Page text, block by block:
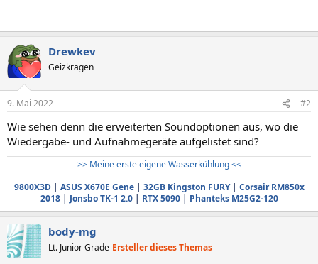
Drewkev
Geizkragen
9. Mai 2022 #2
Wie sehen denn die erweiterten Soundoptionen aus, wo die
Wiedergabe- und Aufnahmegeräte aufgelistet sind?
>> Meine erste eigene Wasserkühlung <<
9800X3D| ASUS X670E Gene| 32GB Kingston FURY| Corsair RM850x
2018| Jonsbo TK-1 2.0| RTX 5090| Phanteks M25G2-120
body-mg
Lt. Junior Grade Ersteller dieses Themas